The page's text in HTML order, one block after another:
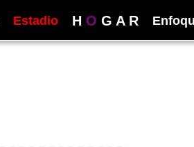
Estadio H O G A R